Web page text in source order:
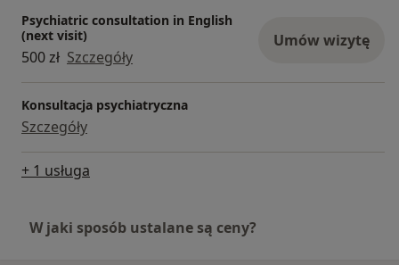
Psychiatric consultation in English
(next visit)
500 zł Szczegóły
Umów wizytę
Konsultacja psychiatryczna
Szczegóły
+ 1 usługa
W jaki sposób ustalane są ceny?